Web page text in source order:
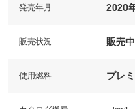
発売年月 2020
販売状況 販売中
使用燃料 プレ